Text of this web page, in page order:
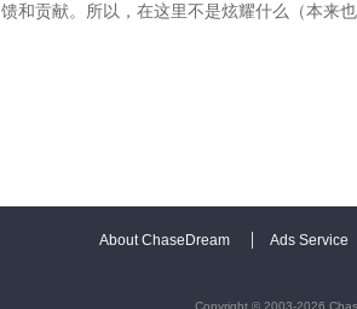
馈和贡献。所以，在这里不是炫耀什么（本来
About ChaseDream Ads Service
Copyright © 2003-2026